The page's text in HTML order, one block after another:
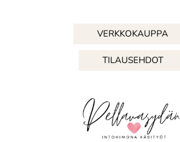
VERKKOKAUPPA
TILAUSEHDOT